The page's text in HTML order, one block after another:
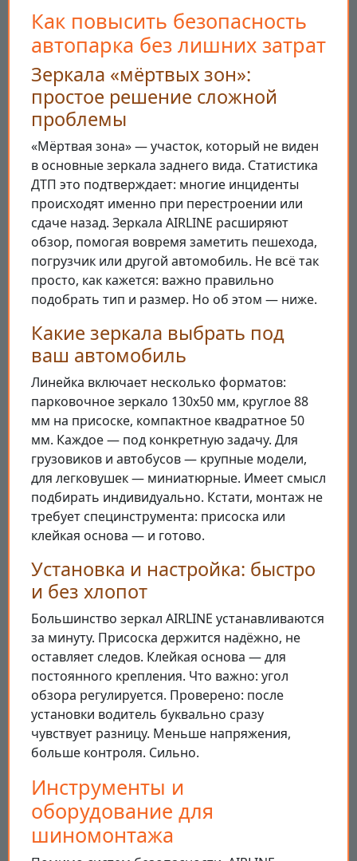
Как повысить безопасность
автопарка без лишних затрат
Зеркала «мёртвых зон»:
простое решение сложной
проблемы
«Мёртвая зона» — участок, который не виден
в основные зеркала заднего вида. Статистика
ДТП это подтверждает: многие инциденты
происходят именно при перестроении или
сдаче назад. Зеркала AIRLINE расширяют
обзор, помогая вовремя заметить пешехода,
погрузчик или другой автомобиль. Не всё так
просто, как кажется: важно правильно
подобрать тип и размер. Но об этом — ниже.
Какие зеркала выбрать под
ваш автомобиль
Линейка включает несколько форматов:
парковочное зеркало 130х50 мм, круглое 88
мм на присоске, компактное квадратное 50
мм. Каждое — под конкретную задачу. Для
грузовиков и автобусов — крупные модели,
для легковушек — миниатюрные. Имеет смысл
подбирать индивидуально. Кстати, монтаж не
требует специнструмента: присоска или
клейкая основа — и готово.
Установка и настройка: быстро
и без хлопот
Большинство зеркал AIRLINE устанавливаются
за минуту. Присоска держится надёжно, не
оставляет следов. Клейкая основа — для
постоянного крепления. Что важно: угол
обзора регулируется. Проверено: после
установки водитель буквально сразу
чувствует разницу. Меньше напряжения,
больше контроля. Сильно.
Инструменты и
оборудование для
шиномонтажа